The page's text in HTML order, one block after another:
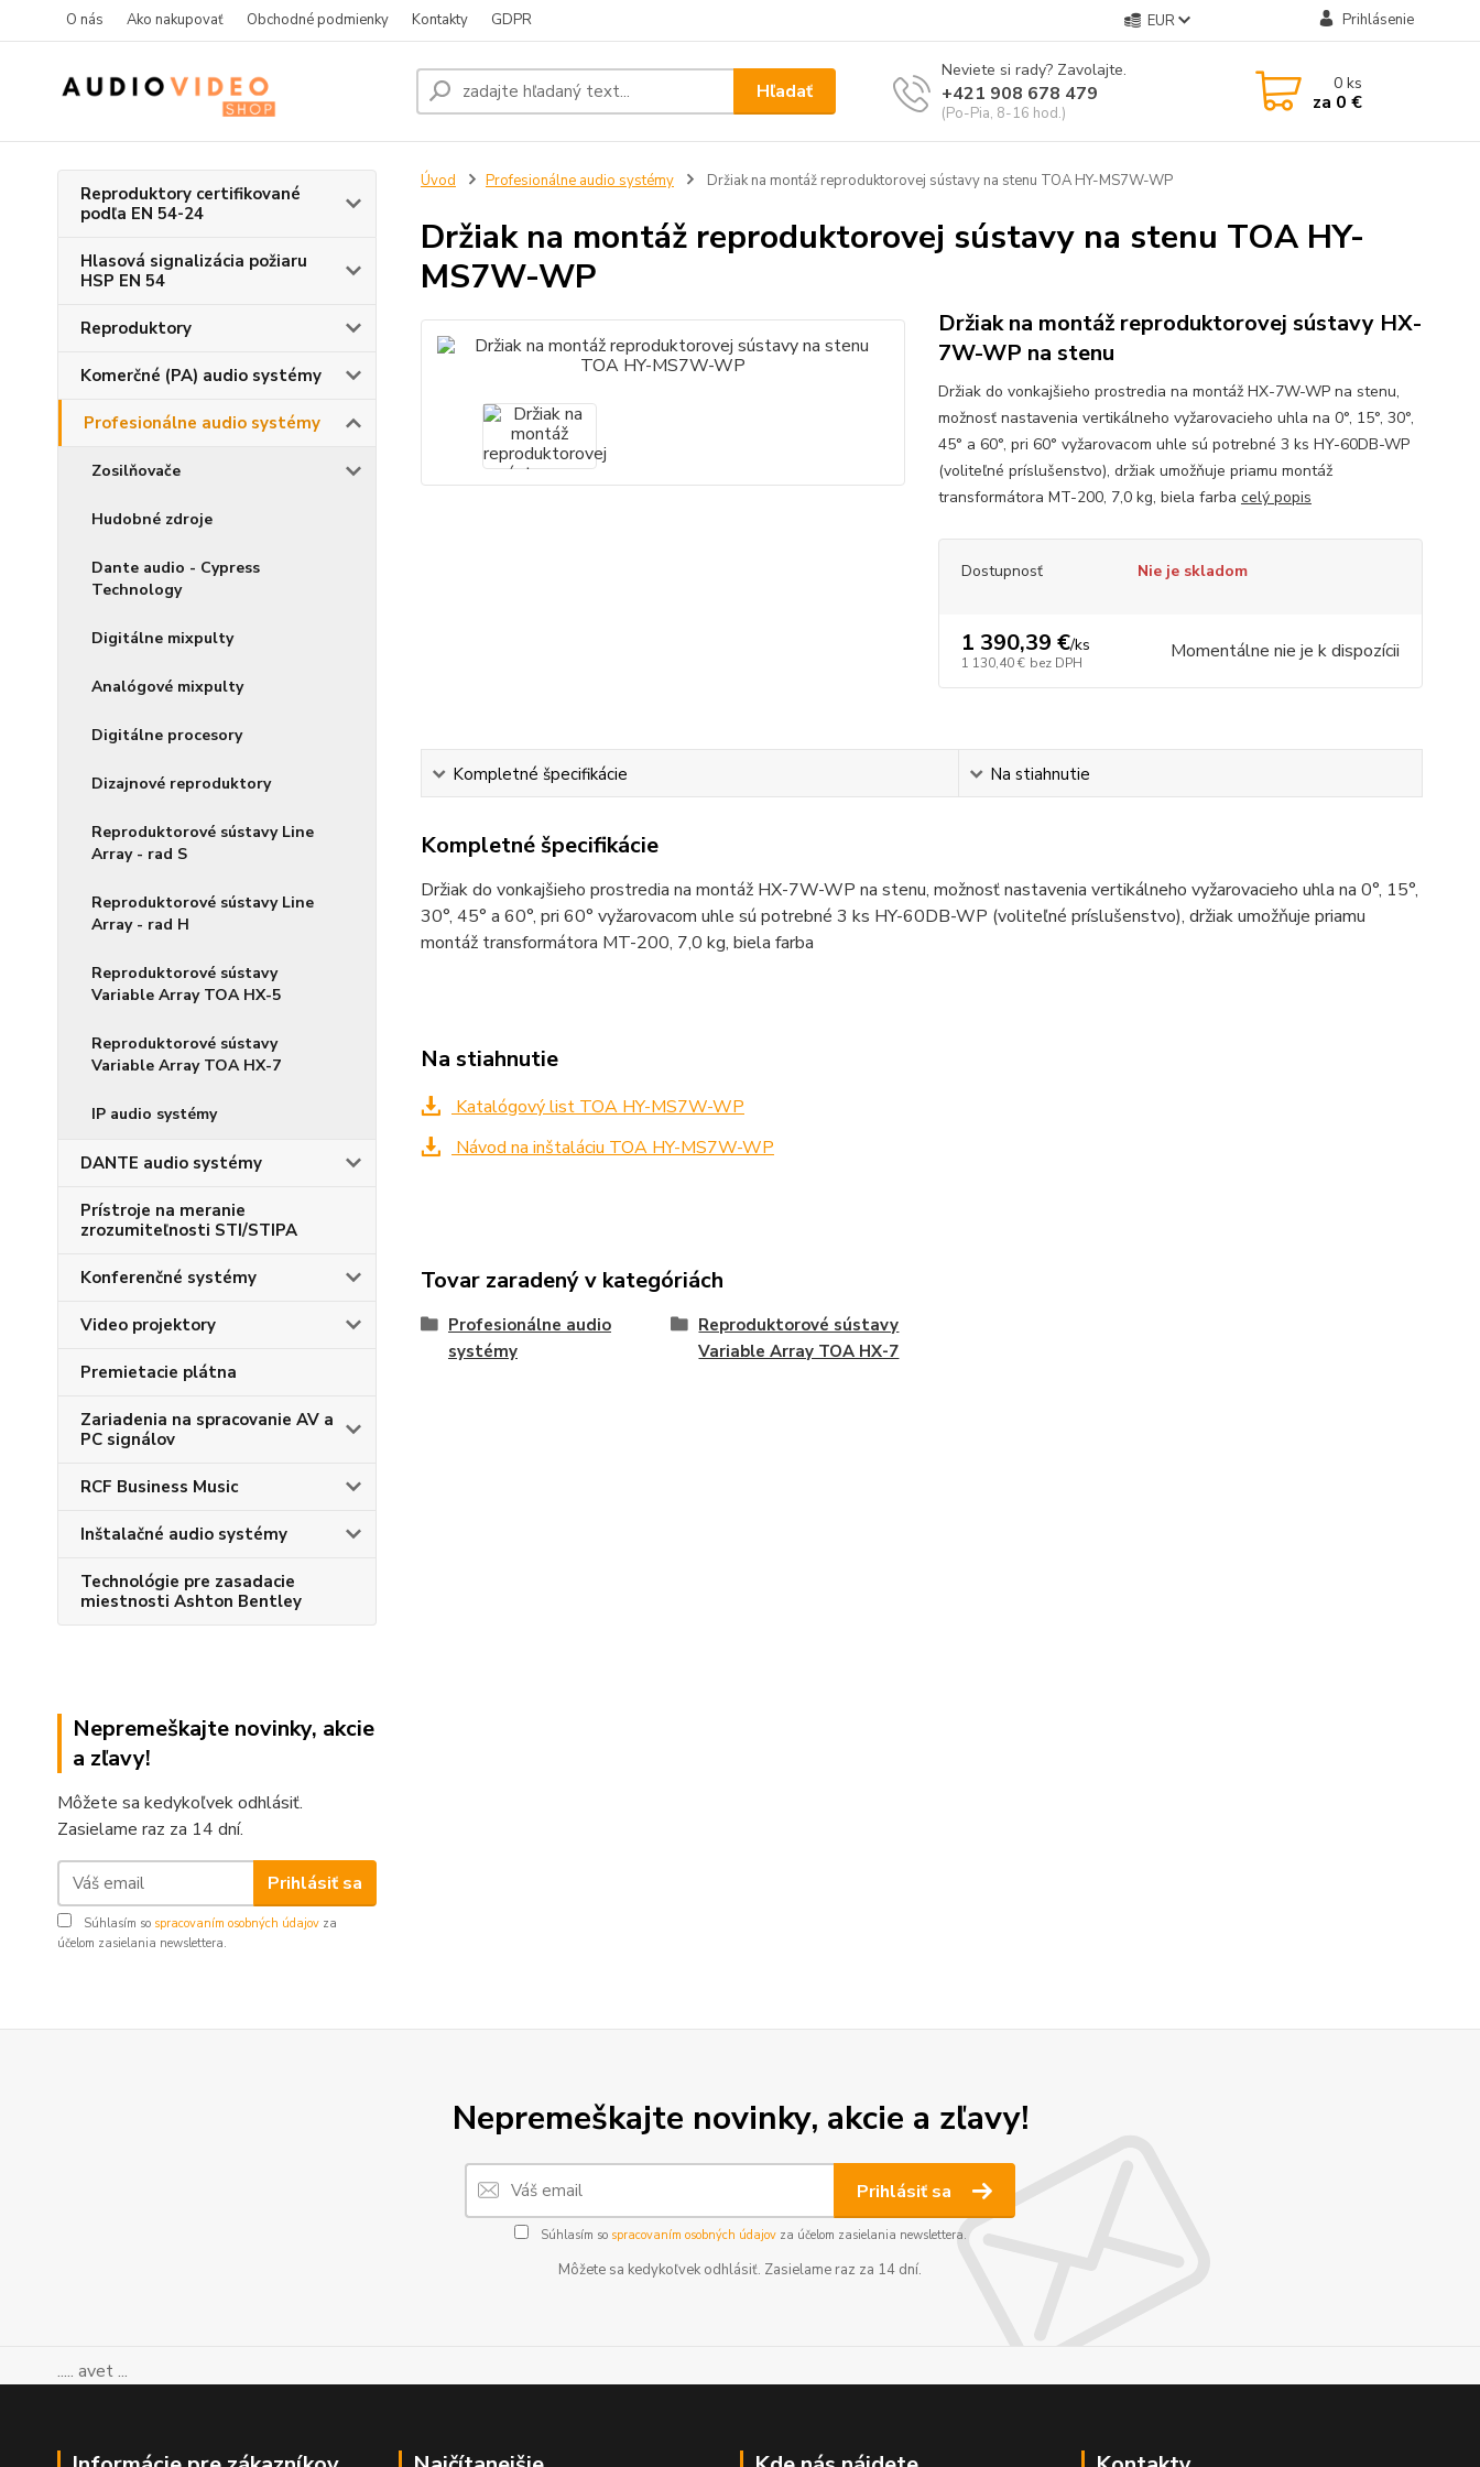
O nás Ako nakupovať Obchodné podmienky Kontakty GDPR EUR Prihlásenie
Hľadať
Neviete si rady? Zavolajte.
+421 908 678 479
(Po-Pia, 8-16 hod.)
0ks
za 0 €
Reproduktory certifikované
podľa EN 54-24
Hlasová signalizácia požiaru
HSP EN 54
Reproduktory
Komerčné (PA) audio systémy
Profesionálne audio systémy
Zosilňovače
Hudobné zdroje
Dante audio - Cypress
Technology
Digitálne mixpulty
Analógové mixpulty
Digitálne procesory
Dizajnové reproduktory
Reproduktorové sústavy Line
Array - rad S
Reproduktorové sústavy Line
Array - rad H
Reproduktorové sústavy
Variable Array TOA HX-5
Reproduktorové sústavy
Variable Array TOA HX-7
IP audio systémy
DANTE audio systémy
Prístroje na meranie
zrozumiteľnosti STI/STIPA
Konferenčné systémy
Video projektory
Premietacie plátna
Zariadenia na spracovanie AV a
PC signálov
RCF Business Music
Inštalačné audio systémy
Technológie pre zasadacie
miestnosti Ashton Bentley
Nepremeškajte novinky, akcie
a zľavy!
Môžete sa kedykoľvek odhlásiť.
Zasielame raz za 14 dní.
Prihlásiť sa
Súhlasím so spracovaním osobných údajov za
účelom zasielania newslettera.
Úvod Profesionálne audio systémy Držiak na montáž reproduktorovej sústavy na stenu TOA HY-MS7W-WP
Držiak na montáž reproduktorovej sústavy na stenu TOA HY-
MS7W-WP
Držiak na montáž reproduktorovej sústavy HX-
7W-WP na stenu
Držiak do vonkajšieho prostredia na montáž HX-7W-WP na stenu,
možnosť nastavenia vertikálneho vyžarovacieho uhla na 0°, 15°, 30°,
45° a 60°, pri 60° vyžarovacom uhle sú potrebné 3 ks HY-60DB-WP
(voliteľné príslušenstvo), držiak umožňuje priamu montáž
transformátora MT-200, 7,0 kg, biela farba celý popis
Dostupnosť Nie je skladom
1 390,39 €/ks
1 130,40 € bez DPH Momentálne nie je k dispozícii
Kompletné špecifikácie Na stiahnutie
Kompletné špecifikácie
Držiak do vonkajšieho prostredia na montáž HX-7W-WP na stenu, možnosť nastavenia vertikálneho vyžarovacieho uhla na 0°, 15°,
30°, 45° a 60°, pri 60° vyžarovacom uhle sú potrebné 3 ks HY-60DB-WP (voliteľné príslušenstvo), držiak umožňuje priamu
montáž transformátora MT-200, 7,0 kg, biela farba
Na stiahnutie
Katalógový list TOA HY-MS7W-WP
Návod na inštaláciu TOA HY-MS7W-WP
Tovar zaradený v kategóriách
Profesionálne audio
systémy
Reproduktorové sústavy
Variable Array TOA HX-7
Nepremeškajte novinky, akcie a zľavy!
Prihlásiť sa
Súhlasím so spracovaním osobných údajovza účelom zasielania newslettera.
Môžete sa kedykoľvek odhlásiť. Zasielame raz za 14 dní.
..... avet ...